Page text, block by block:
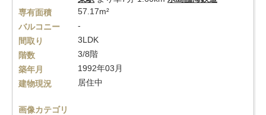
専有面積
57.17m²
バルコニー
-
間取り
3LDK
階数
3/8階
築年月
1992年03月
建物現況
居住中
画像カテゴリ